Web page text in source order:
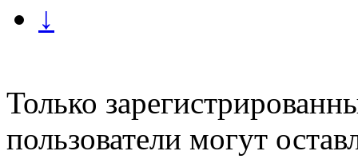
↓
Только
пользователи могут